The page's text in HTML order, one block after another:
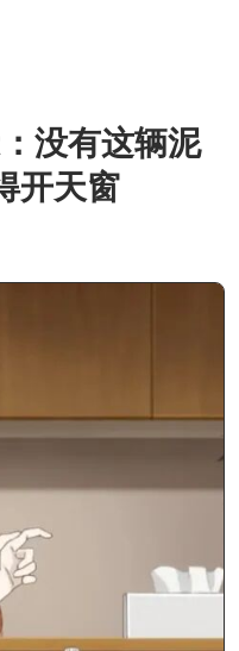
没有这辆泥
开天窗